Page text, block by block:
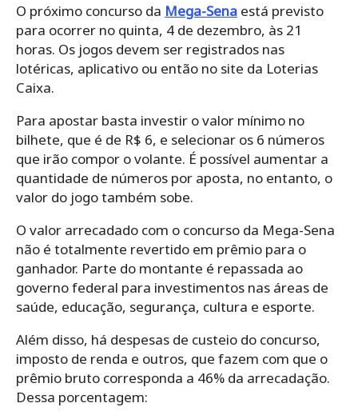
O próximo concurso da Mega-Sena está previsto
para ocorrer no quinta, 4 de dezembro, às 21
horas. Os jogos devem ser registrados nas
lotéricas, aplicativo ou então no site da Loterias
Caixa.
Para apostar basta investir o valor mínimo no
bilhete, que é de R$ 6, e selecionar os 6 números
que irão compor o volante. É possível aumentar a
quantidade de números por aposta, no entanto, o
valor do jogo também sobe.
O valor arrecadado com o concurso da Mega-Sena
não é totalmente revertido em prêmio para o
ganhador. Parte do montante é repassada ao
governo federal para investimentos nas áreas de
saúde, educação, segurança, cultura e esporte.
Além disso, há despesas de custeio do concurso,
imposto de renda e outros, que fazem com que o
prêmio bruto corresponda a 46% da arrecadação.
Dessa porcentagem: